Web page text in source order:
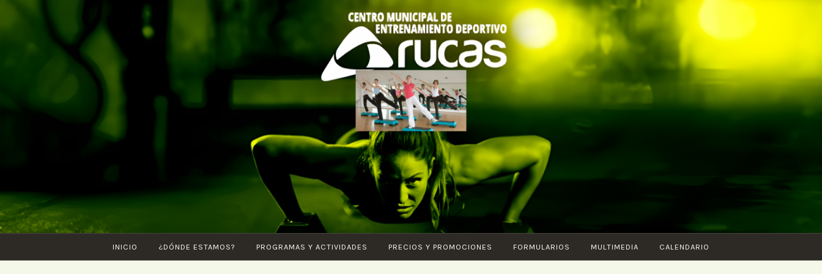
contenido
CENTRO DE
ENTRENAMIENTO
DEPORTIVO
ARUCAS
Piscina – Fitness –
Entrenamiento
funcional – Karate –
Pilates – Ciclo Indoor
– Core – Vital –
INICIO ¿DÓNDE ESTAMOS? PROGRAMAS Y ACTIVIDADES PRECIOS Y PROMOCIONES FORMULARIOS MULTIMEDIA CALENDARIO